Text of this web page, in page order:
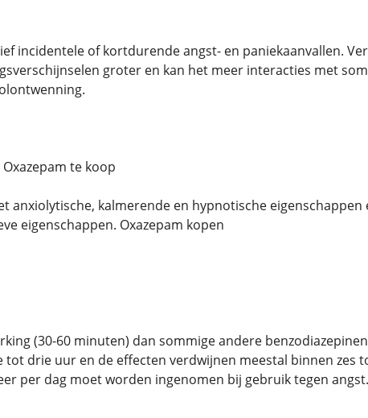
incidentele of kortdurende angst- en paniekaanvallen.
groter en kan het meer interacties met
te koop
anxiolytische, kalmerende en hypnotische eigenschappen
eigenschappen. Oxazepam kopen
(30-60 minuten) dan sommige andere
drie uur en de effecten verdwijnen meestal binnen zes
per dag moet worden ingenomen bij gebruik tegen angst.